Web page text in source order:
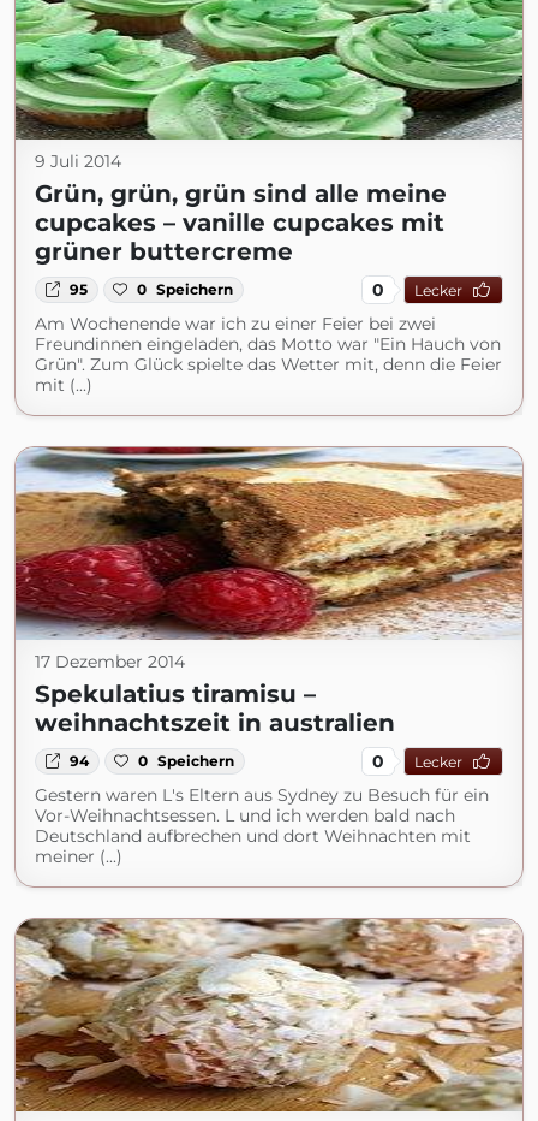
9 Juli 2014
Grün, grün, grün sind alle meine
cupcakes – vanille cupcakes mit
grüner buttercreme
95 0 Speichern 0 Lecker
Am Wochenende war ich zu einer Feier bei zwei
Freundinnen eingeladen, das Motto war "Ein Hauch von
Grün". Zum Glück spielte das Wetter mit, denn die Feier
mit (...)
17 Dezember 2014
Spekulatius tiramisu –
weihnachtszeit in australien
94 0 Speichern 0 Lecker
Gestern waren L's Eltern aus Sydney zu Besuch für ein
Vor-Weihnachtsessen. L und ich werden bald nach
Deutschland aufbrechen und dort Weihnachten mit
meiner (...)